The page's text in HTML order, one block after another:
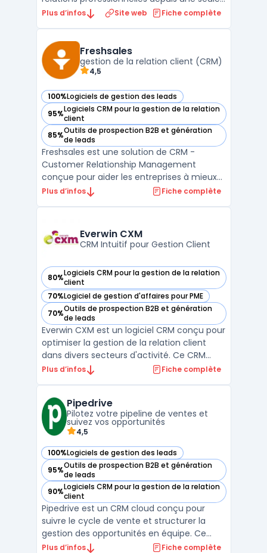
interface. Destiné aux équipes de petite
travailleurs indépendants ou responsables
partenariat ...
Plus d’infos Site web Fiche complète
Freshsales
gestion de la relation client (CRM)
4,5
100%Logiciels de gestion des leads
— voir Freshsales dans cette catégorie
95%Logiciels CRM pour la gestion de la relation
client
— voir Freshsales dans cette catégorie
85%Outils de prospection B2B et génération
de leads
— voir Freshsales dans cette catégorie
Freshsales est une solution de CRM -
Customer Relationship Management
conçue pour aider les entreprises à mieux
gérer leur processus de vente. Elle offre des
pipelines de vente et des rapports
analytiques pour aid ...
Plus d’infos Fiche complète
Everwin CXM
CRM Intuitif pour Gestion Client
80%Logiciels CRM pour la gestion de la relation
client
— voir Everwin CXM dans cette catégorie
70%Logiciel de gestion d'affaires pour PME
— voir Everwin CXM dans cette catégorie
70%Outils de prospection B2B et génération
de leads
— voir Everwin CXM dans cette catégorie
Everwin CXM est un logiciel CRM conçu pour
optimiser la gestion de la relation client
dans divers secteurs d'activité. Ce CRM
fonctionnel offre une expérience utilisateur
distingue par sa capacité à faciliter la p ...
Plus d’infos Fiche complète
Pipedrive
Pilotez votre pipeline de ventes et
suivez vos opportunités
4,5
100%Logiciels de gestion des leads
— voir Pipedrive dans cette catégorie
95%Outils de prospection B2B et génération
de leads
— voir Pipedrive dans cette catégorie
90%Logiciels CRM pour la gestion de la relation
client
— voir Pipedrive dans cette catégorie
Pipedrive est un CRM cloud conçu pour
suivre le cycle de vente et structurer la
gestion des opportunités en équipe. Ce
logiciel cible les équipes commerciales des
Plus d’infos Fiche complète